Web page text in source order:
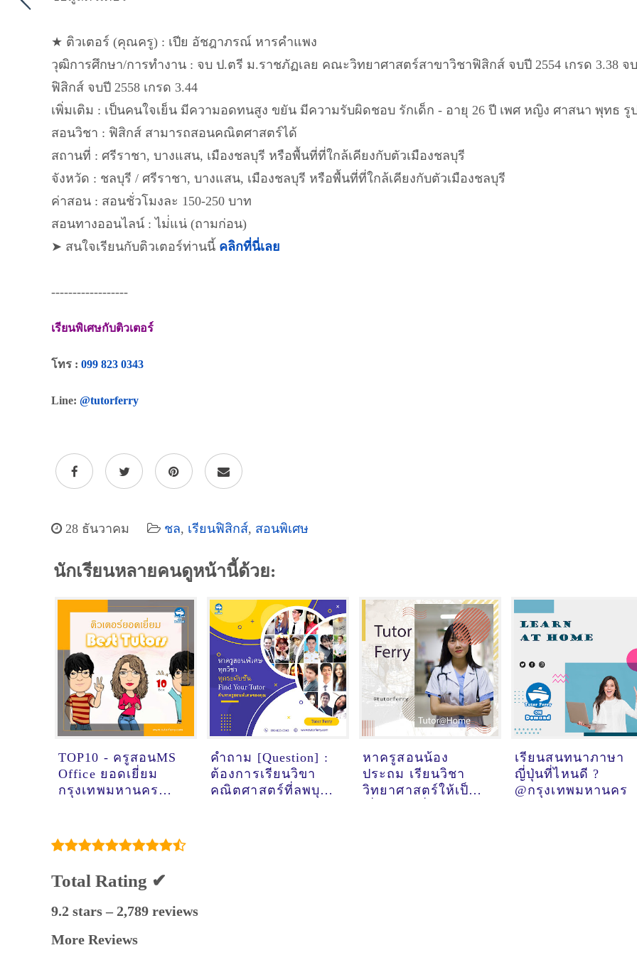
★ ติวเตอร์ (คุณครู) : เปีย อัชฎาภรณ์ หารคำแพง
วุฒิการศึกษา/การทำงาน : จบ ป.ตรี ม.ราชภัฏเลย คณะวิทยาศาสตร์สาขาวิชาฟิสิกส์ จบปี 2554 เกรด 3.38
ฟิสิกส์ จบปี 2558 เกรด 3.44
เพิ่มเติม : เป็นคนใจเย็น มีความอดทนสูง ขยัน มีความรับผิดชอบ รักเด็ก - อายุ 26 ปี เพศ หญิง ศาสนา พุทธ รู
สอนวิชา : ฟิสิกส์ สามารถสอนคณิตศาสตร์ได้
สถานที่ : ศรีราชา, บางแสน, เมืองชลบุรี หรือพื้นที่ที่ใกล้เคียงกับตัวเมืองชลบุรี
จังหวัด : ชลบุรี / ศรีราชา, บางแสน, เมืองชลบุรี หรือพื้นที่ที่ใกล้เคียงกับตัวเมืองชลบุรี
ค่าสอน : สอนชั่วโมงละ 150-250 บาท
สอนทางออนไลน์ : ไม่่แน่ (ถามก่อน)
➤ สนใจเรียนกับติวเตอร์ท่านนี้ คลิกที่นี่เลย
------------------
เรียนพิเศษกับติวเตอร์
โทร : 099 823 0343
Line: @tutorferry
28 ธันวาคม ชล, เรียนฟิสิกส์, สอนพิเศษ
นักเรียนหลายคนดูหน้านี้ด้วย:
TOP10 - ครูสอนMS
Office ยอดเยี่ยม
กรุงเทพมหานคร
คำถาม [Question] :
ต้องการเรียนวิขา
คณิตศาสตร์ที่ลพบุรี -
หาครูสอนน้อง
ประถม เรียนวิชา
วิทยาศาสตร์ให้เป็น
เรียนสนทนาภาษา
ญี่ปุ่นที่ไหนดี ?
@กรุงเทพมหานคร
Total Rating ✔
9.2 stars – 2,789 reviews
More Reviews